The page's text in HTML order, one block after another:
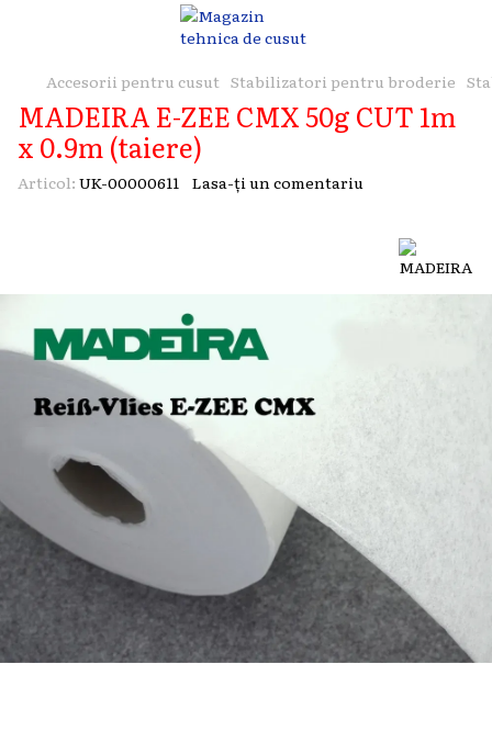
Accesorii pentru cusut Stabilizatori pentru broderie
MADEIRA E-ZEE CMX 50g CUT 1m
x 0.9m (taiere)
Articol: UK-00000611 Lasa-ți un comentariu